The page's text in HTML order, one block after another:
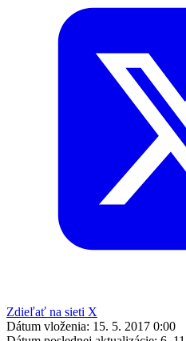
Zdieľať na sieti X
Dátum vloženia: 15. 5. 2017 0:00